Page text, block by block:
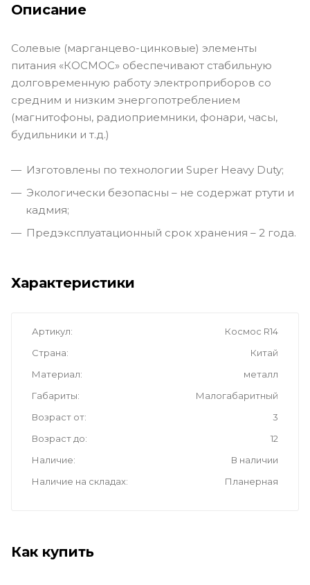
Описание
Солевые (марганцево-цинковые) элементы
питания «КОСМОС» обеспечивают стабильную
долговременную работу электроприборов со
средним и низким энергопотреблением
(магнитофоны, радиоприемники, фонари, часы,
будильники и т.д.)
Изготовлены по технологии Super Heavy Duty;
Экологически безопасны – не содержат ртути и
кадмия;
Предэксплуатационный срок хранения – 2 года.
Характеристики
Артикул
Космос R14
Страна
Китай
Материал
металл
Габариты
Малогабаритный
Возраст от
3
Возраст до
12
Наличие
В наличии
Наличие на складах
Планерная
Как купить